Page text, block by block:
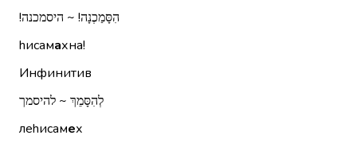
הִסָּמַכְנָה!‏ ~ היסמכנה!‏
hисамахна!
Инфинитив
לְהִסָּמֵךְ ~ להיסמך
леhисамех